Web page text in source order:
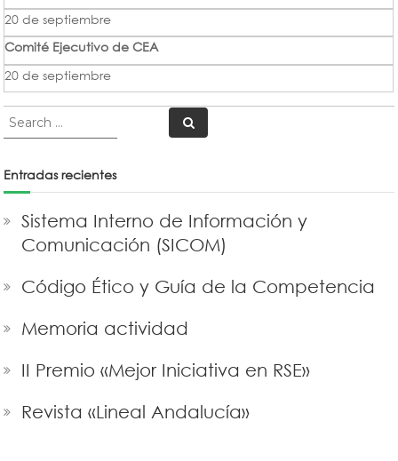
20 de septiembre
Comité Ejecutivo de CEA
20 de septiembre
Search
Search
Entradas recientes
Sistema Interno de Información y
Comunicación (SICOM)
Código Ético y Guía de la Competencia
Memoria actividad
II Premio «Mejor Iniciativa en RSE»
Revista «Lineal Andalucía»